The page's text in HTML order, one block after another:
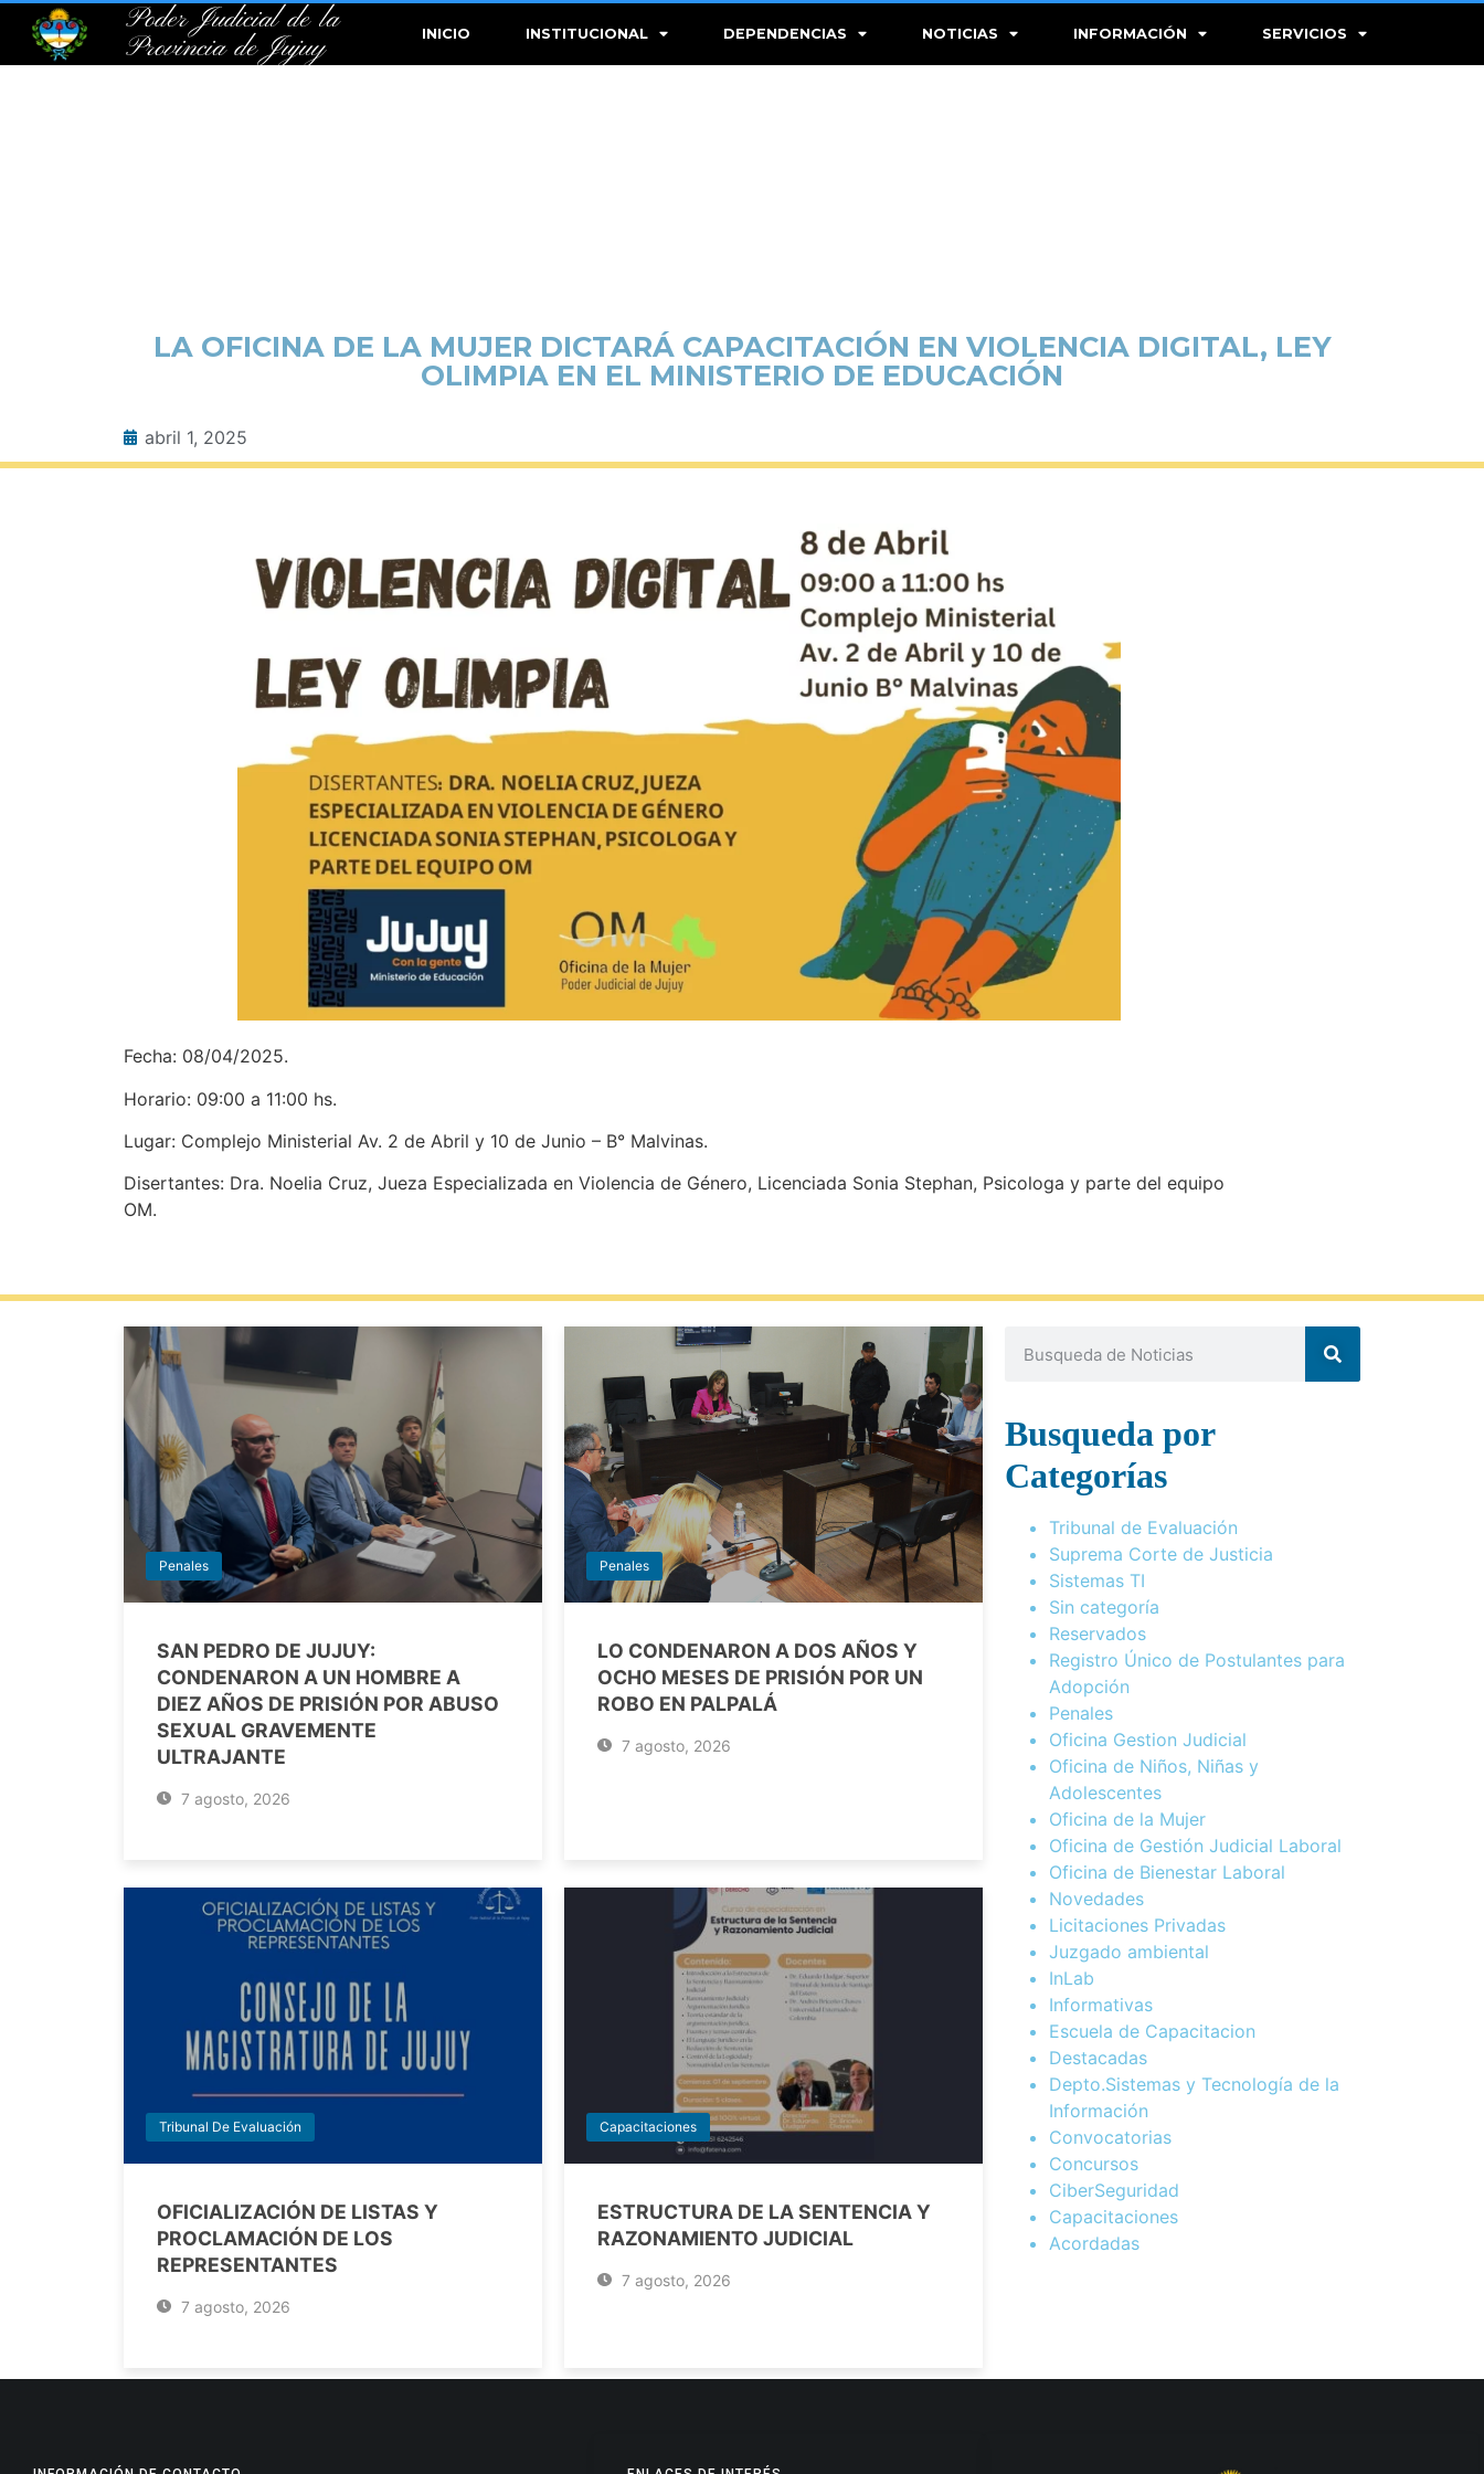
Poder Judicial de la
Provincia de Jujuy
INICIO INSTITUCIONAL DEPENDENCIAS NOTICIAS INFORMACIÓN SERVICIOS
LA OFICINA DE LA MUJER DICTARÁ CAPACITACIÓN EN VIOLENCIA DIGITAL, LEY
OLIMPIA EN EL MINISTERIO DE EDUCACIÓN
abril 1, 2025
Fecha: 08/04/2025.
Horario: 09:00 a 11:00 hs.
Lugar: Complejo Ministerial Av. 2 de Abril y 10 de Junio – B° Malvinas.
Disertantes: Dra. Noelia Cruz, Jueza Especializada en Violencia de Género, Licenciada Sonia Stephan, Psicologa y parte del equipo
OM.
Penales
SAN PEDRO DE JUJUY:
CONDENARON A UN HOMBRE A
DIEZ AÑOS DE PRISIÓN POR ABUSO
SEXUAL GRAVEMENTE
ULTRAJANTE
7 agosto, 2026
Penales
LO CONDENARON A DOS AÑOS Y
OCHO MESES DE PRISIÓN POR UN
ROBO EN PALPALÁ
7 agosto, 2026
Tribunal De Evaluación
OFICIALIZACIÓN DE LISTAS Y
PROCLAMACIÓN DE LOS
REPRESENTANTES
7 agosto, 2026
Capacitaciones
ESTRUCTURA DE LA SENTENCIA Y
RAZONAMIENTO JUDICIAL
7 agosto, 2026
Busqueda por
Categorías
Tribunal de Evaluación
Suprema Corte de Justicia
Sistemas TI
Sin categoría
Reservados
Registro Único de Postulantes para
Adopción
Penales
Oficina Gestion Judicial
Oficina de Niños, Niñas y
Adolescentes
Oficina de la Mujer
Oficina de Gestión Judicial Laboral
Oficina de Bienestar Laboral
Novedades
Licitaciones Privadas
Juzgado ambiental
InLab
Informativas
Escuela de Capacitacion
Destacadas
Depto.Sistemas y Tecnología de la
Información
Convocatorias
Concursos
CiberSeguridad
Capacitaciones
Acordadas